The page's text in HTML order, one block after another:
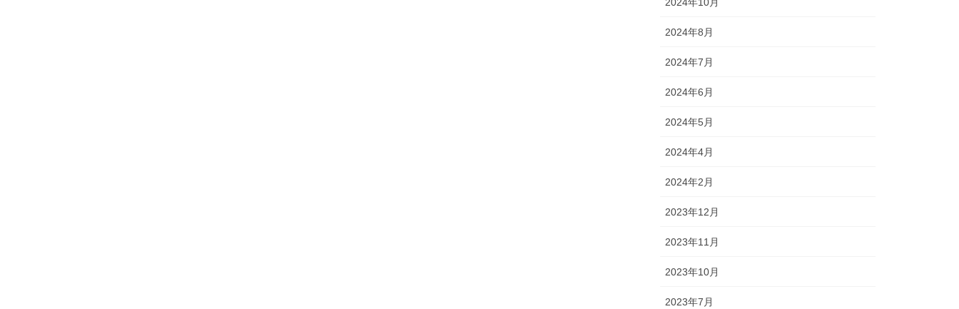
2024年8月
2024年7月
2024年6月
2024年5月
2024年4月
2024年2月
2023年12月
2023年11月
2023年10月
2023年7月